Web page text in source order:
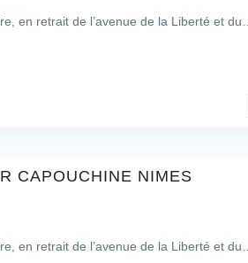
en retrait de l’avenue de la Liberté et du…
CAPOUCHINE NIMES
en retrait de l’avenue de la Liberté et du…